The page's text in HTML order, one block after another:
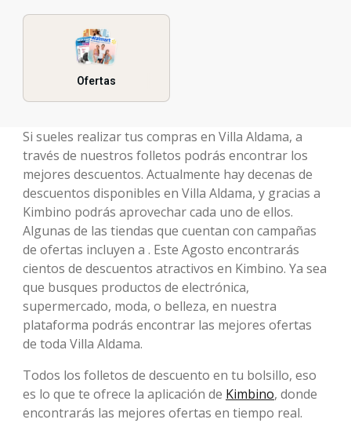
Ofertas
Si sueles realizar tus compras en Villa Aldama, a
través de nuestros folletos podrás encontrar los
mejores descuentos. Actualmente hay decenas de
descuentos disponibles en Villa Aldama, y gracias a
Kimbino podrás aprovechar cada uno de ellos.
Algunas de las tiendas que cuentan con campañas
de ofertas incluyen a . Este Agosto encontrarás
cientos de descuentos atractivos en Kimbino. Ya sea
que busques productos de electrónica,
supermercado, moda, o belleza, en nuestra
plataforma podrás encontrar las mejores ofertas
de toda Villa Aldama.
Todos los folletos de descuento en tu bolsillo, eso
es lo que te ofrece la aplicación de Kimbino, donde
encontrarás las mejores ofertas en tiempo real.